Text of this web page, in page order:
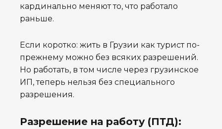
кардинально меняют то, что работало
раньше.
Если коротко: жить в Грузии как турист по-
прежнему можно без всяких разрешений.
Но работать, в том числе через грузинское
ИП, теперь нельзя без специального
разрешения.
Разрешение на работу (ПТД):